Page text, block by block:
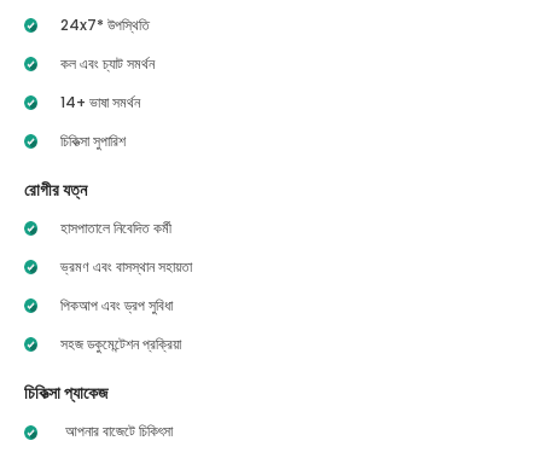
24x7* উপস্থিতি
কল এবং চ্যাট সমর্থন
14+ ভাষা সমর্থন
চিকিত্সা সুপারিশ
রোগীর যত্ন
হাসপাতালে নিবেদিত কর্মী
ভ্রমণ এবং বাসস্থান সহায়তা
পিকআপ এবং ড্রপ সুবিধা
সহজ ডকুমেন্টেশন প্রক্রিয়া
চিকিত্সা প্যাকেজ
আপনার বাজেটে চিকিৎসা